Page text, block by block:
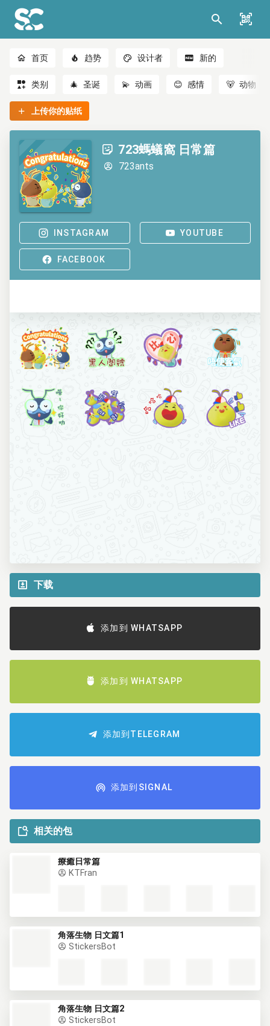
首页 趋势 设计者 新的
类别 🎄 圣诞 💫 动画 😊 感情 🐻 动物
上传你的贴纸
723螞蟻窩 日常篇
723ants
INSTAGRAM YOUTUBE
FACEBOOK
下载
添加到 WHATSAPP
添加到 WHATSAPP
添加到TELEGRAM
添加到SIGNAL
相关的包
療癒日常篇
KTFran
角落生物 日文篇1
StickersBot
角落生物 日文篇2
StickersBot